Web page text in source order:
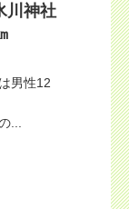
川神社
男性12
...